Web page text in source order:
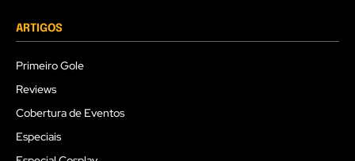
ARTIGOS
Primeiro Gole
Reviews
Cobertura de Eventos
Especiais